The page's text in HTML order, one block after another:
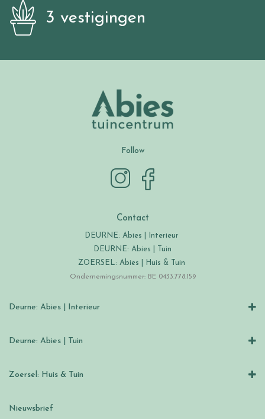
3 vestigingen
Follow
Contact
DEURNE: Abies | Interieur
DEURNE: Abies | Tuin
ZOERSEL: Abies | Huis & Tuin
Ondernemingsnummer: BE 0433.778.159
Deurne: Abies | Interieur
Deurne: Abies | Tuin
Zoersel: Huis & Tuin
Nieuwsbrief